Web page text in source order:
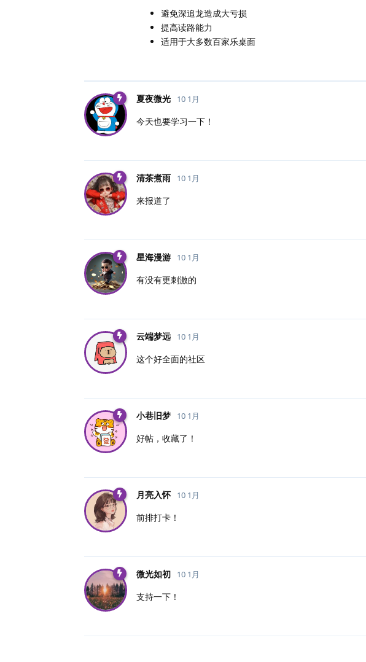
避免深追龙造成大亏损
提高读路能力
适用于大多数百家乐桌面
夏夜微光 10 1月
今天也要学习一下！
清茶煮雨 10 1月
来报道了
星海漫游 10 1月
有没有更刺激的
云端梦远 10 1月
这个好全面的社区
小巷旧梦 10 1月
好帖，收藏了！
月亮入怀 10 1月
前排打卡！
微光如初 10 1月
支持一下！